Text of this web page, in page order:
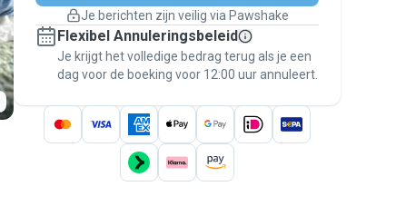
Regel alles via Pawshake — van eerste
bericht tot betaling — en geniet van de
Pawshake Garantie.
Je berichten zijn veilig via Pawshake
Flexibel Annuleringsbeleid
Je krijgt het volledige bedrag terug als je een
dag voor de boeking voor 12:00 uur annuleert.